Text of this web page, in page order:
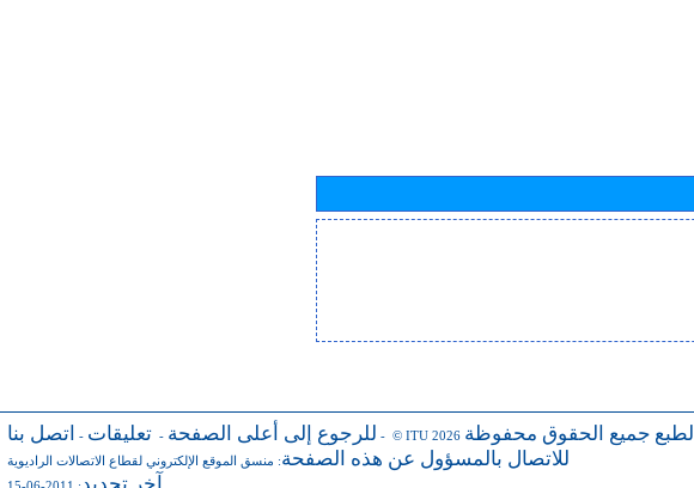
للرجوع إلى أعلى الصفحة - تعليقات - اتصل بنا - © ITU 2026 جميع الحقوق محفوظة
للاتصال بالمسؤول عن هذه الصفحة: منسق الموقع الإلكتروني لقطاع الاتصالات الراديوية